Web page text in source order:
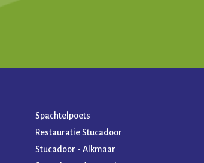
Spachtelpoets
Restauratie Stucadoor
Stucadoor - Alkmaar